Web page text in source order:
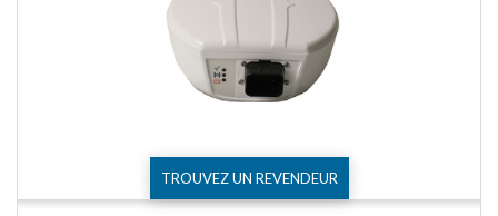
TROUVEZ UN REVENDEUR